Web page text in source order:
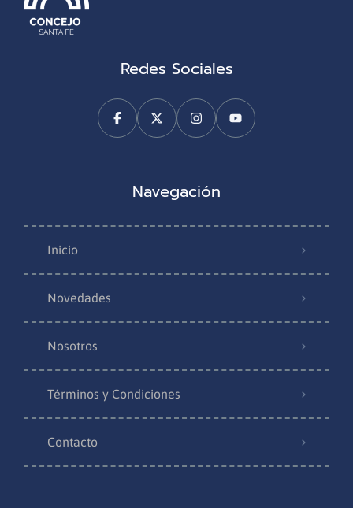
Redes Sociales
Navegación
Inicio
Novedades
Nosotros
Términos y Condiciones
Contacto